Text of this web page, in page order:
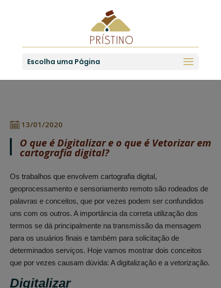
Escolha uma Página
13/01/2020
O que é Digitalizar e o que é Vetorizar em
cartografia digital?
Os trabalhos que envolvem cartografia digital,
geoprocessamento e sensoriamento remoto são rodeados de
palavras e conceitos, que por vezes podem ser confundidos
uns com os outros. A importância da correta utilização dos
termos se dá principalmente na transmissão da mensagem
para os usuários finais e também para solicitação de
determinados serviços. Hoje vamos mostrar dois conceitos
que por vezes causam dúvida: A digitalização e a vetorização.
Digitalizar